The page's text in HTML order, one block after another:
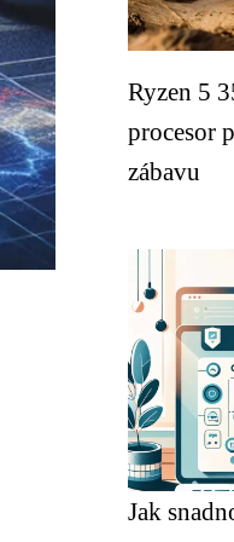
Ryzen 5
procesor
zábavu
Jak